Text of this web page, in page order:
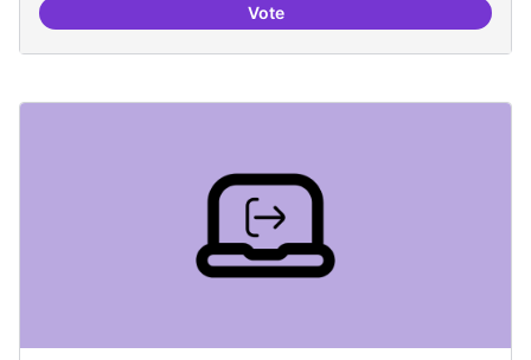
VoteGovernança oberta i multinivell